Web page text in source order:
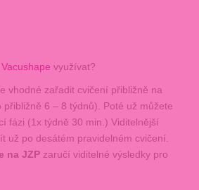
Vacushape využívat?
vhodné zařadit cvičení přibližně na
přibližně 6 – 8 týdnů). Poté už můžete
fázi (1x týdně 30 min.) Viditelnější
už po desátém pravidelném cvičení.
na JZP zaručí viditelné výsledky pro